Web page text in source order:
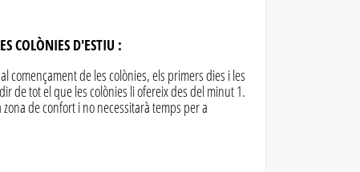
COLÒNIES D'ESTIU :
començament de les colònies, els primers dies i les
de tot el que les colònies li ofereix des del minut 1.
de confort i no necessitarà temps per a